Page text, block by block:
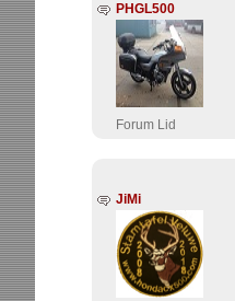
PHGL500
Forum Lid
JiMi